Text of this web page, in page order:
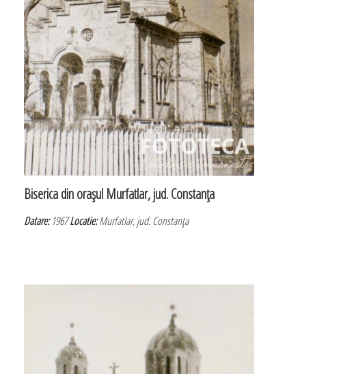
Biserica din oraşul Murfatlar, jud. Constanţa
Datare:1967Locatie:Murfatlar, jud. Constanţa